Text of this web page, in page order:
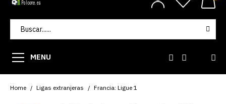
MENU
Home Ligas extranjeras Francia: Ligue 1